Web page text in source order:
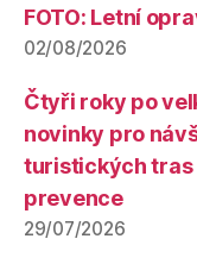
FOTO: Letní
02/08/2026
Čtyři roky po
novinky pro
turistických tras
prevence
29/07/2026